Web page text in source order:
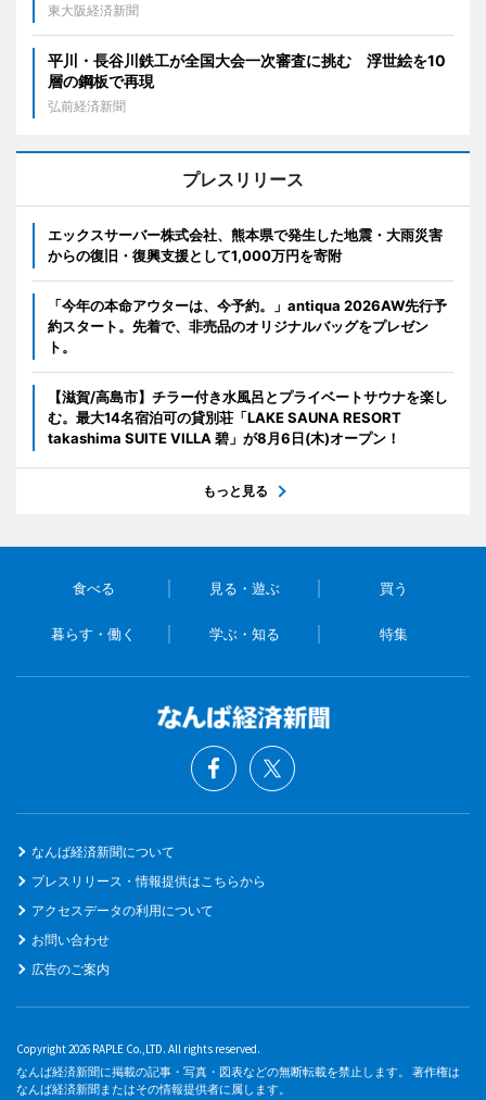
東大阪経済新聞
平川・長谷川鉄工が全国大会一次審査に挑む 浮世絵を10
層の鋼板で再現
弘前経済新聞
プレスリリース
エックスサーバー株式会社、熊本県で発生した地震・大雨災害
からの復旧・復興支援として1,000万円を寄附
「今年の本命アウターは、今予約。」antiqua 2026AW先行予
約スタート。先着で、非売品のオリジナルバッグをプレゼン
ト。
【滋賀/高島市】チラー付き水風呂とプライベートサウナを楽し
む。最大14名宿泊可の貸別荘「LAKE SAUNA RESORT
takashima SUITE VILLA 碧」が8月6日(木)オープン！
もっと見る
食べる 見る・遊ぶ 買う
暮らす・働く 学ぶ・知る 特集
なんば経済新聞について
プレスリリース・情報提供はこちらから
アクセスデータの利用について
お問い合わせ
広告のご案内
Copyright 2026 RAPLE Co.,LTD. All rights reserved.
なんば経済新聞に掲載の記事・写真・図表などの無断転載を禁止します。 著作権は
なんば経済新聞またはその情報提供者に属します。